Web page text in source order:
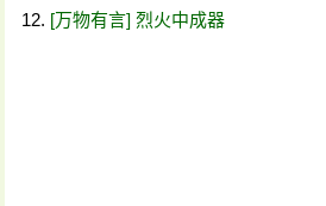
[万物有言] 烈火中成器